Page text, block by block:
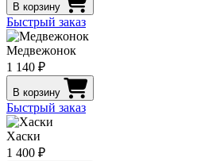
В корзину
Быстрый заказ
Медвежонок
1 140 ₽
В корзину
Быстрый заказ
Хаски
1 400 ₽